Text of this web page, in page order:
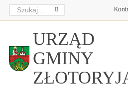
URZĄD
GMINY